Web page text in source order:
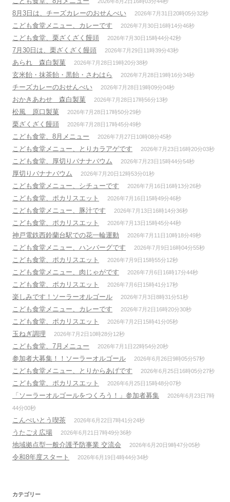
8月3日は、チーズカレーのおせんべい 2026年7月31日20時05分32秒
こども食堂メニュー、カレーです 2026年7月30日16時14分46秒
こども食堂、栗ざくざく饅頭 2026年7月30日15時44分42秒
7月30日は、栗ざくざく饅頭 2026年7月29日11時39分43秒
あられ 森白製菓 2026年7月28日19時20分38秒
玄米飴・抹茶飴・黒飴・さわはら 2026年7月28日19時16分34秒
チーズカレーのおせんべい 2026年7月28日19時09分04秒
おかきあわせ 森白製菓 2026年7月28日17時56分13秒
松風 原口製菓 2026年7月28日17時50分29秒
栗ざくざく饅頭 2026年7月28日17時45分49秒
こども食堂、8月メニュー 2026年7月27日10時08分45秒
こども食堂メニュー、とりカラアゲです 2026年7月23日16時20分03秒
こども食堂、厚切りバナナバウム 2026年7月23日15時44分54秒
厚切りバナナバウム 2026年7月20日12時53分01秒
こども食堂メニュー、シチューです 2026年7月16日16時13分26秒
こども食堂、ポカリスエット 2026年7月16日15時49分46秒
こども食堂メニュー、豚汁です 2026年7月13日16時14分36秒
こども食堂、ポカリスエット 2026年7月13日15時45分44秒
神戸電鉄西鈴蘭台駅での花一輪運動 2026年7月11日10時18分49秒
こども食堂メニュー、ハンバーグです 2026年7月9日16時04分55秒
こども食堂、ポカリスエット 2026年7月9日15時55分12秒
こども食堂メニュー、肉じゃがです 2026年7月6日16時17分44秒
こども食堂、ポカリスエット 2026年7月6日15時41分17秒
楽しみです！ソーラーオルゴール 2026年7月3日8時31分51秒
こども食堂メニュー、カレーです 2026年7月2日16時20分30秒
こども食堂、ポカリスエット 2026年7月2日15時41分05秒
玉ねぎ調理 2026年7月2日10時28分12秒
こども食堂、7月メニュー 2026年7月1日22時54分20秒
参加者大募集！！ソーラーオルゴール 2026年6月26日9時05分57秒
こども食堂メニュー、とりからあげです 2026年6月25日16時05分27秒
こども食堂、ポカリスエット 2026年6月25日15時48分07秒
「ソーラーオルゴールをつくろう！」参加者募集
2026年6月23日7時
44分00秒
こんぺいとう喫茶 2026年6月22日7時41分24秒
うたごえ広場 2026年6月21日7時49分36秒
地域拠点型一般介護予防事業 交流会 2026年6月20日9時47分05秒
令和8年度スタート 2026年6月19日4時44分34秒
カテゴリー